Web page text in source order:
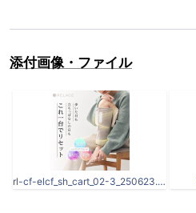
添付画像・ファイル
rl-cf-elcf_sh_cart_02-3_250623.jpg